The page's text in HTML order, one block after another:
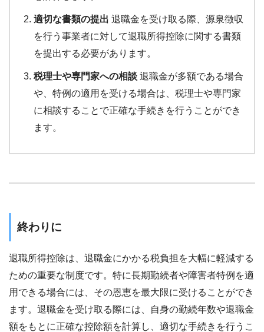
適切な書類の提出 退職金を受け取る際、源泉徴収
を行う事業者に対して退職所得控除に関する書類
を提出する必要があります。
税理士や専門家への相談 退職金が多額である場合
や、特例の適用を受ける場合は、税理士や専門家
に相談することで正確な手続きを行うことができ
ます。
終わりに
退職所得控除は、退職金にかかる税負担を大幅に軽減する
ための重要な制度です。特に長期勤続者や障害者特例を適
用できる場合には、その恩恵を最大限に受けることができ
ます。退職金を受け取る際には、自身の勤続年数や退職金
額をもとに正確な控除額を計算し、適切な手続きを行うこ